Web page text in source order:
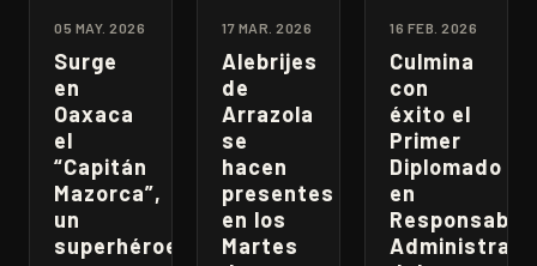
05 MAY. 2026
Surge
en
Oaxaca
el
“Capitán
Mazorca”,
un
superhéroe
17 MAR. 2026
Alebrijes
de
Arrazola
se
hacen
presentes
en los
Martes
16 FEB. 2026
Culmina
con
éxito el
Primer
Diplomado
en